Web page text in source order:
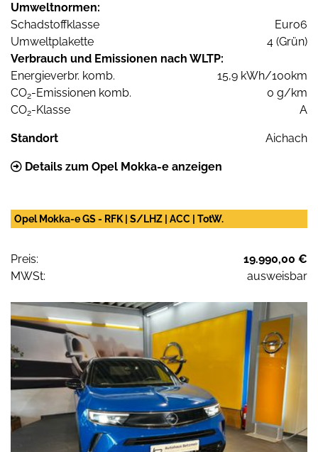
Umweltnormen:
Schadstoffklasse
Euro6
Umweltplakette
4 (Grün)
Verbrauch und Emissionen nach WLTP:
Energieverbr. komb.
15,9 kWh/100km
CO2-Emissionen komb.
0 g/km
CO2-Klasse A
Standort Aichach
Details zum Opel Mokka-e anzeigen
Opel Mokka-e GS - RFK | S/LHZ | ACC | TotW.
Preis:
19.990,00 €
MWSt:
ausweisbar